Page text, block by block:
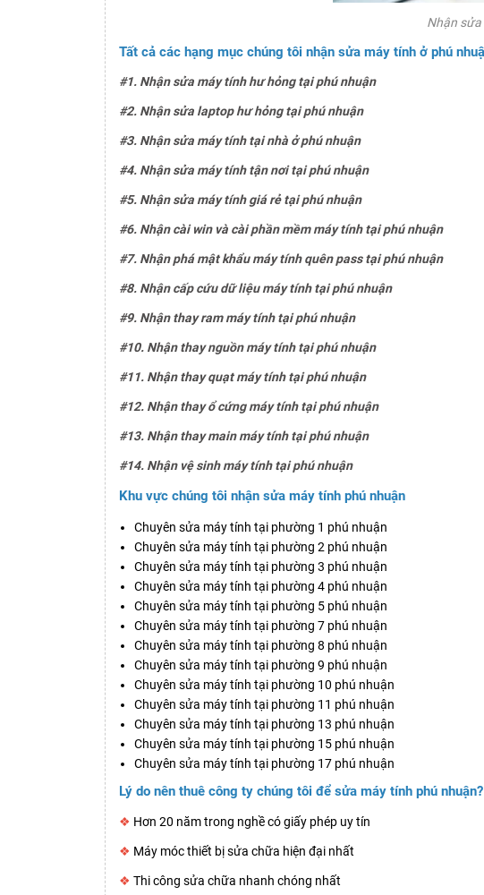
Nhận
Tất cả các hạng mục chúng tôi nhận sửa máy tính ở phú
#1. Nhận sửa máy tính hư hỏng tại phú nhuận
#2. Nhận sửa laptop hư hỏng tại phú nhuận
#3. Nhận sửa máy tính tại nhà ở phú nhuận
#4. Nhận sửa máy tính tận nơi tại phú nhuận
#5. Nhận sửa máy tính giá rẻ tại phú nhuận
#6. Nhận cài win và cài phần mềm máy tính tại phú nhuận
#7. Nhận phá mật khẩu máy tính quên pass tại phú nhuận
#8. Nhận cấp cứu dữ liệu máy tính tại phú nhuận
#9. Nhận thay ram máy tính tại phú nhuận
#10. Nhận thay nguồn máy tính tại phú nhuận
#11. Nhận thay quạt máy tính tại phú nhuận
#12. Nhận thay ổ cứng máy tính tại phú nhuận
#13. Nhận thay main máy tính tại phú nhuận
#14. Nhận vệ sinh máy tính tại phú nhuận
Khu vực chúng tôi nhận sửa máy tính phú nhuận
Chuyên sửa máy tính tại phường 1 phú nhuận
Chuyên sửa máy tính tại phường 2 phú nhuận
Chuyên sửa máy tính tại phường 3 phú nhuận
Chuyên sửa máy tính tại phường 4 phú nhuận
Chuyên sửa máy tính tại phường 5 phú nhuận
Chuyên sửa máy tính tại phường 7 phú nhuận
Chuyên sửa máy tính tại phường 8 phú nhuận
Chuyên sửa máy tính tại phường 9 phú nhuận
Chuyên sửa máy tính tại phường 10 phú nhuận
Chuyên sửa máy tính tại phường 11 phú nhuận
Chuyên sửa máy tính tại phường 13 phú nhuận
Chuyên sửa máy tính tại phường 15 phú nhuận
Chuyên sửa máy tính tại phường 17 phú nhuận
Lý do nên thuê công ty chúng tôi để sửa máy tính phú nhuận?
❖ Hơn 20 năm trong nghề có giấy phép uy tín
❖ Máy móc thiết bị sửa chữa hiện đại nhất
❖ Thi công sửa chữa nhanh chóng nhất